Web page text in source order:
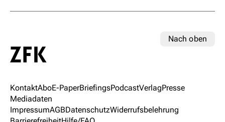
Nach oben
KontaktAboE-PaperBriefingsPodcastVerlagPresse
Mediadaten
ImpressumAGBDatenschutzWiderrufsbelehrung